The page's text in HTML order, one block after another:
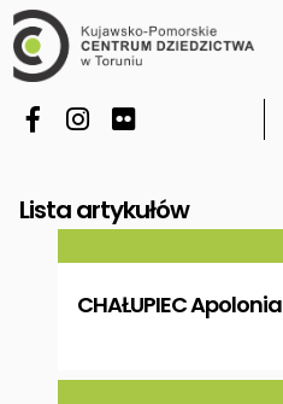
Lista artykułów
CHAŁUPIEC Apolonia